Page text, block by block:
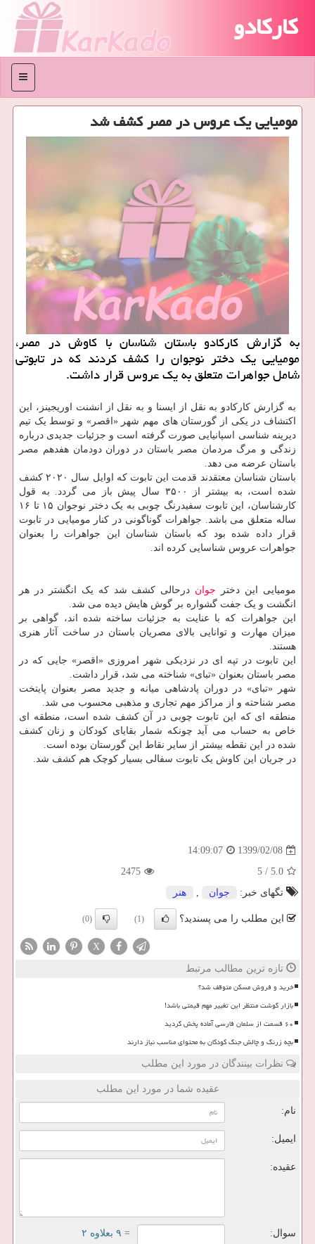
کارکادو
منو
مومیایی یك عروس در مصر كشف شد
به گزارش كاركادو باستان شناسان با كاوش در مصر،
مومیایی یك دختر نوجوان را كشف كردند كه در تابوتی
شامل جواهرات متعلق به یك عروس قرار داشت.
به گزارش کارکادو به نقل از ایسنا و به نقل از انشنت اوریجینز، این
اکتشاف در یکی از گورستان های مهم شهر «اقصر» و توسط یک تیم
دیرینه شناسی اسپانیایی صورت گرفته است و جزئیات جدیدی درباره
زندگی و مرگ مردمان مصر باستان در دوران دودمان هفدهم مصر
باستان عرضه می دهد.
باستان شناسان معتقدند قدمت این تابوت که اوایل سال ۲۰۲۰ کشف
شده است، به بیشتر از ۳۵۰۰ سال پیش باز می گردد. به قول
کارشناسان، این تابوت سفیدرنگ چوبی به یک دختر نوجوان ۱۵ تا ۱۶
ساله متعلق می باشد. جواهرات گوناگونی در کنار مومیایی در تابوت
قرار داده شده بود که باستان شناسان این جواهرات را بعنوان
جواهرات عروس شناسایی کرده اند.
مومیایی این دختر جوان درحالی کشف شد که یک انگشتر در هر
انگشت و یک جفت گشواره بر گوش هایش دیده می شد.
این جواهرات که با عنایت به جزئیات ساخته شده اند، گواهی بر
میزان مهارت و توانایی بالای مصریان باستان در ساخت آثار هنری
هستند.
این تابوت در تپه ای در نزدیکی شهر امروزی «اقصر» جایی که در
مصر باستان بعنوان «تبای» شناخته می شد، قرار داشت.
شهر «تبای» در دوران پادشاهی میانه و جدید مصر بعنوان پایتخت
مصر شناحته و از مراکز مهم تجاری و مذهبی محسوب می شد.
منطقه ای که این تابوت چوبی در آن کشف شده است، منطقه ای
خاص به حساب می آید چونکه شمار بقایای کودکان و زنان کشف
شده در این نقطه بیشتر از سایر نقاط این گورستان بوده است.
در جریان این کاوش یک تابوت سفالی بسیار کوچک هم کشف شد.
1399/02/08
14:09:07
5.0
/
5
2475
تگهای خبر:
جوان , هنر
این مطلب را می پسندید؟ (1)
(0)
X
تازه ترین مطالب مرتبط
خرید و فروش مسکن متوقف شد؟
بازار گوشت منتظر این تغییر مهم قیمتی باشد!
۶۰ قسمت از سلمان فارسی آماده پخش گردید
بچه زرنگ و چالش جنگ کودکان به محتوای مناسب نیاز دارند
نظرات بینندگان در مورد این مطلب
عقیده شما در مورد این مطلب
نام:
ایمیل:
عقیده:
سوال: = ۹ بعلاوه ۲